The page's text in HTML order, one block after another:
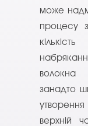
може
процесу
волокна
занадто
верхній